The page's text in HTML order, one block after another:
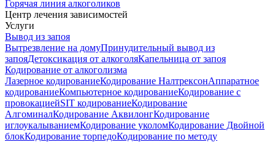
Горячая линия алкоголиков
Центр лечения зависимостей
Услуги
Вывод из запоя
Вытрезвление на домуПринудительный вывод из
запояДетоксикация от алкоголяКапельница от запоя
Кодирование от алкоголизма
Лазерное кодированиеКодирование НалтрексонАппаратное
кодированиеКомпьютерное кодированиеКодирование с
провокациейSIT кодированиеКодирование
АлгоминалКодирование АквилонгКодирование
иглоукалываниемКодирование уколомКодирование Двойной
блокКодирование торпедоКодирование по методу